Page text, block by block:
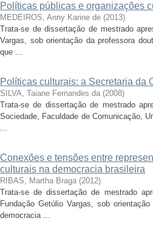
Políticas públicas e organizações
MEDEIROS, Anny Karine de (2013)
Trata-se de dissertação de mestrado
Vargas, sob orientação da professora
que ...
Políticas culturais: a Secretaria da
SILVA, Taiane Fernandes da (2008)
Trata-se de dissertação de mestrado
Sociedade, Faculdade de Comunicação,
...
Conexões e tensões entre
culturais na democracia brasileira
RIBAS, Martha Braga (2012)
Trata-se de dissertação de mestrado
Fundação Getúlio Vargas, sob
democracia ...